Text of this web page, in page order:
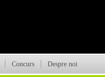
Concurs Despre noi